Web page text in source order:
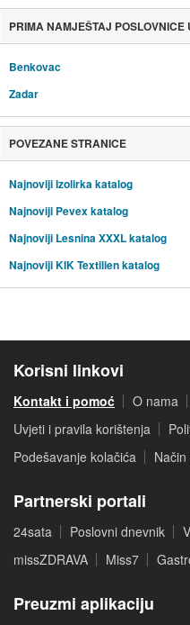
PRIMA NAMJEŠTAJ POSLOVNICE
Benkovac
Zadar
POVEZANE STRANICE
Najnoviji Izolirka katalog
Najnoviji Pevex katalog
Najnoviji Lesnina XXXL katalog
Najnoviji KIK Textilien katalog
Korisni linkovi
Kontakt i pomoć O nama
Uvjeti i pravila korištenja
Podešavanje kolačića
Partnerski portali
24sata Poslovni dnevnik
missZDRAVA
Miss7
Preuzmi aplikaciju